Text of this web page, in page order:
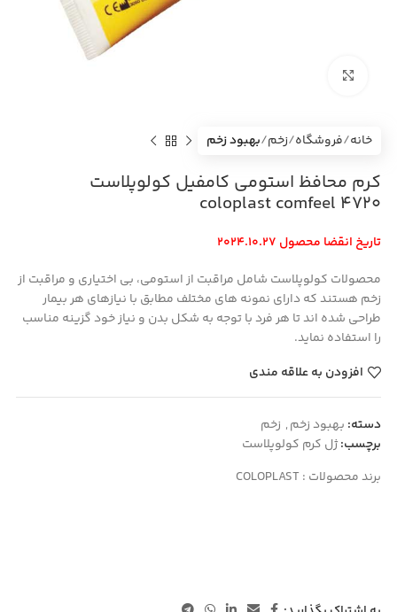
خانه فروشگاه زخم بهبود زخم
کرم محافظ استومی کامفیل کولوپلاست
coloplast comfeel 4720
تاریخ انقضا محصول 2024.10.27
محصولات کولوپلاست شامل مراقبت از استومی، بی ‏اختیاری و مراقبت از
زخم هستند که دارای نمونه های مختلف مطابق با نیاز‏های هر بیمار
طراحی شده اند تا هر فرد با توجه به شکل بدن و نیاز خود گزینه مناسب
را استفاده نماید.
افزودن به علاقه مندی
دسته: بهبود زخم, زخم
برچسب:ژل کرم کولوپلاست
برند محصولات :COLOPLAST